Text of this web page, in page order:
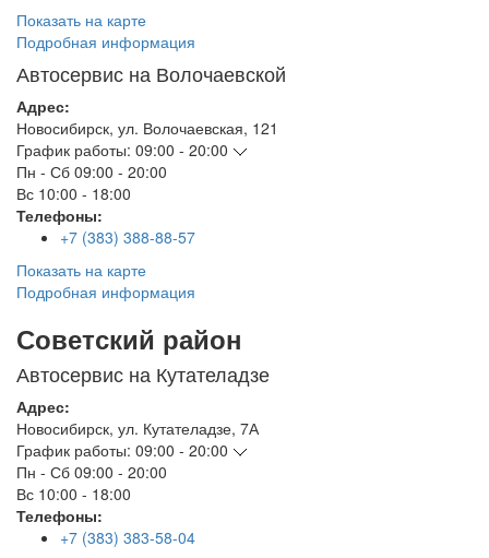
Показать на карте
Подробная информация
Автосервис на Волочаевской
Адрес:
Новосибирск, ул. Волочаевская, 121
График работы: 09:00 - 20:00
Пн - Сб 09:00 - 20:00
Вс 10:00 - 18:00
Телефоны:
+7 (383) 388-88-57
Показать на карте
Подробная информация
Советский район
Автосервис на Кутателадзе
Адрес:
Новосибирск, ул. Кутателадзе, 7А
График работы: 09:00 - 20:00
Пн - Сб 09:00 - 20:00
Вс 10:00 - 18:00
Телефоны:
+7 (383) 383-58-04